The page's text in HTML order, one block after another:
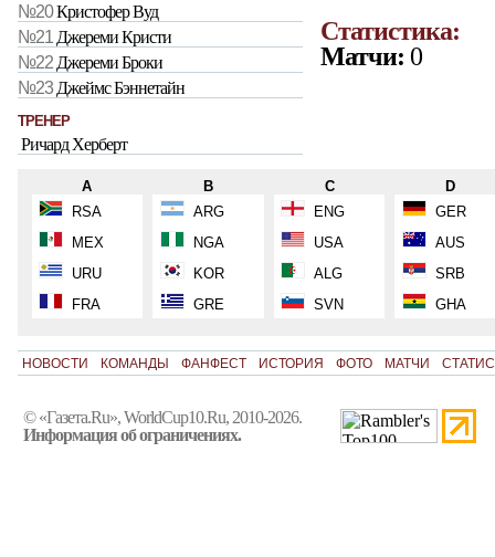
№20Кристофер Вуд
№21 Джереми Кристи
№22 Джереми Броки
№23 Джеймс Бэннетайн
ТРЕНЕР
Ричард Херберт
Статистика:
Матчи: 0
A
RSA
MEX
URU
FRA
B
ARG
NGA
KOR
GRE
C
ENG
USA
ALG
SVN
D
GER
AUS
SRB
GHA
НОВОСТИ КОМАНДЫ ФАНФЕСТ ИСТОРИЯ ФОТО МАТЧИ
© «Газета.Ru», WorldCup10.Ru, 2010-2026.
Информация об ограничениях.